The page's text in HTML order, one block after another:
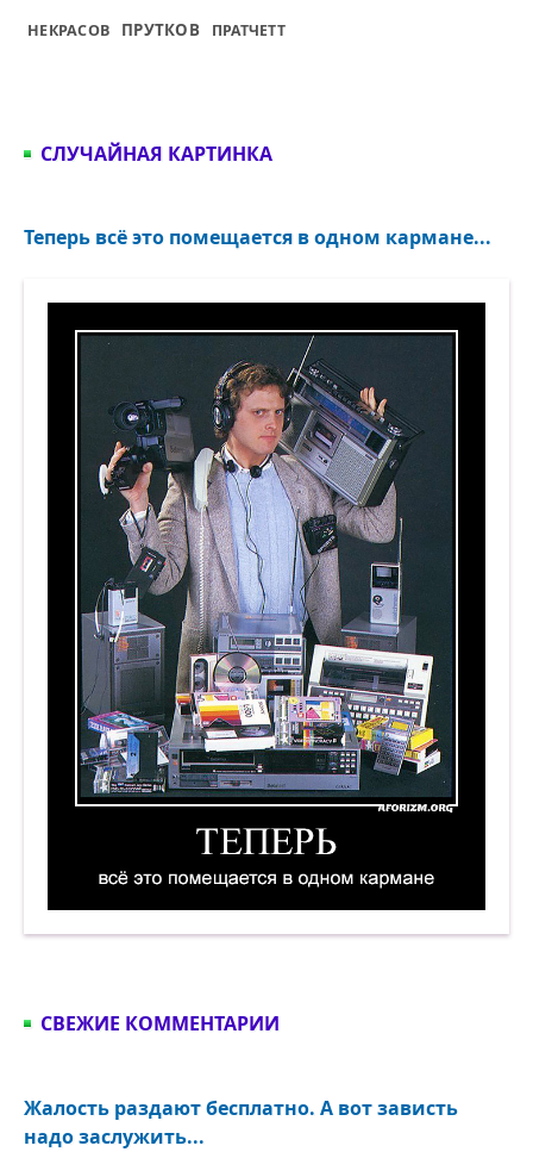
НЕКРАСОВ ПРУТКОВ ПРАТЧЕТТ
СЛУЧАЙНАЯ КАРТИНКА
Теперь всё это помещается в одном кармане...
СВЕЖИЕ КОММЕНТАРИИ
Жалость раздают бесплатно. А вот зависть
надо заслужить...